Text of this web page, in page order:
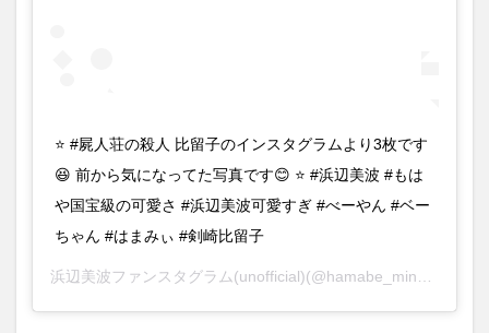
⭐️ #屍人荘の殺人 比留子のインスタグラムより3枚です
😆 前から気になってた写真です😊 ⭐️ #浜辺美波 #もは
や国宝級の可愛さ #浜辺美波可愛すぎ #べーやん #ベー
ちゃん #はまみぃ #剣崎比留子
浜辺美波ファンスタグラム(unofficial)(@hamabe_minami_fanstagram)がシェアした投稿 –